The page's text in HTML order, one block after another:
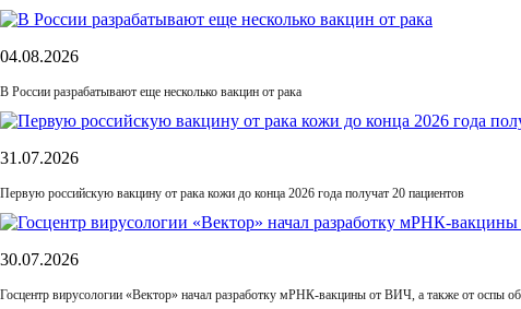
04.08.2026
В России разрабатывают еще несколько вакцин от рака
31.07.2026
Первую российскую вакцину от рака кожи до конца 2026 года получат 20 пациентов
30.07.2026
Госцентр вирусологии «Вектор» начал разработку мРНК-вакцины от ВИЧ, а также от оспы